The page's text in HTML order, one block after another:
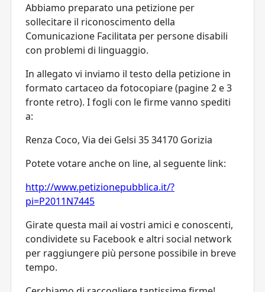
Abbiamo preparato una petizione per
sollecitare il riconoscimento della
Comunicazione Facilitata per persone disabili
con problemi di linguaggio.
In allegato vi inviamo il testo della petizione in
formato cartaceo da fotocopiare (pagine 2 e 3
fronte retro). I fogli con le firme vanno spediti
a:
Renza Coco, Via dei Gelsi 35 34170 Gorizia
Potete votare anche on line, al seguente link:
http://www.petizionepubblica.it/?
pi=P2011N7445
Girate questa mail ai vostri amici e conoscenti,
condividete su Facebook e altri social network
per raggiungere più persone possibile in breve
tempo.